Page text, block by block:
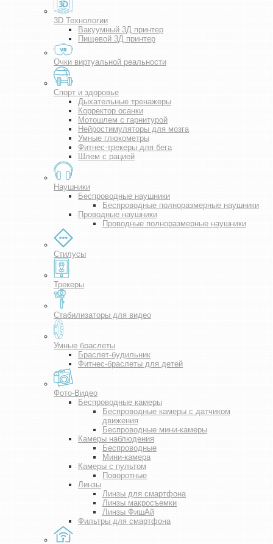
3D Технологии
Вакуумный 3Д принтер
Пищевой 3Д принтер
Очки виртуальной реальности
Спорт и здоровье
Дыхательные тренажеры
Корректор осанки
Мотошлем с гарнитурой
Нейростимуляторы для мозга
Умные глюкометры
Фитнес-трекеры для бега
Шлем с рацией
Наушники
Беспроводные наушники
Беспроводные полноразмерные наушники
Проводные наушники
Проводные полноразмерные наушники
Стилусы
Трекеры
Стабилизаторы для видео
Умные браслеты
Браслет-будильник
Фитнес-браслеты для детей
Фото-Видео
Беспроводные камеры
Беспроводные камеры с датчиком
движения
Беспроводные мини-камеры
Камеры наблюдения
Беспроводные
Мини-камера
Камеры с пультом
Поворотные
Линзы
Линзы для смартфона
Линзы макросъемки
Линзы ФишАй
Фильтры для смартфона